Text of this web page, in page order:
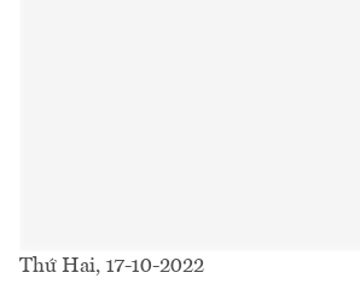
Thứ Hai, 17-10-2022